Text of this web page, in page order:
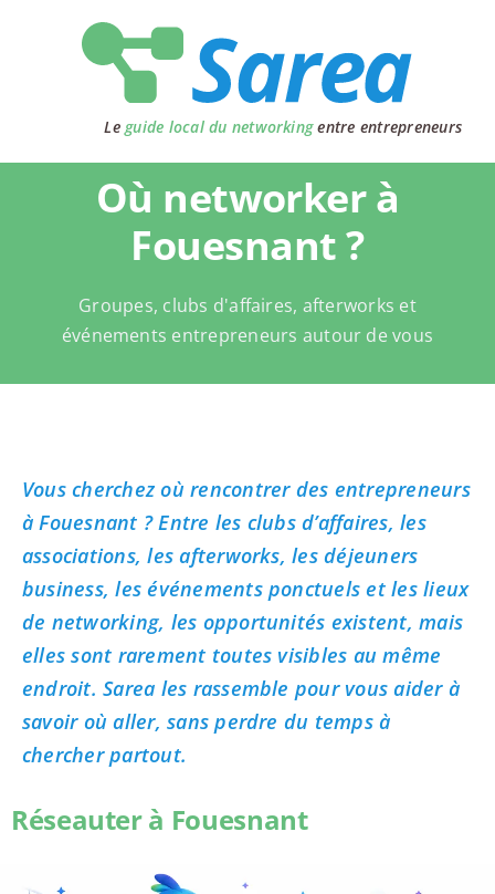
Le guide local du networkingentre entrepreneurs
Où networker à
Fouesnant ?
Groupes, clubs d'affaires, afterworks et
événements entrepreneurs autour de vous
Vous cherchez où rencontrer des entrepreneurs
à Fouesnant ? Entre les clubs d’affaires, les
associations, les afterworks, les déjeuners
business, les événements ponctuels et les lieux
de networking, les opportunités existent, mais
elles sont rarement toutes visibles au même
endroit. Sarea les rassemble pour vous aider à
savoir où aller, sans perdre du temps à
chercher partout.
Réseauter à Fouesnant